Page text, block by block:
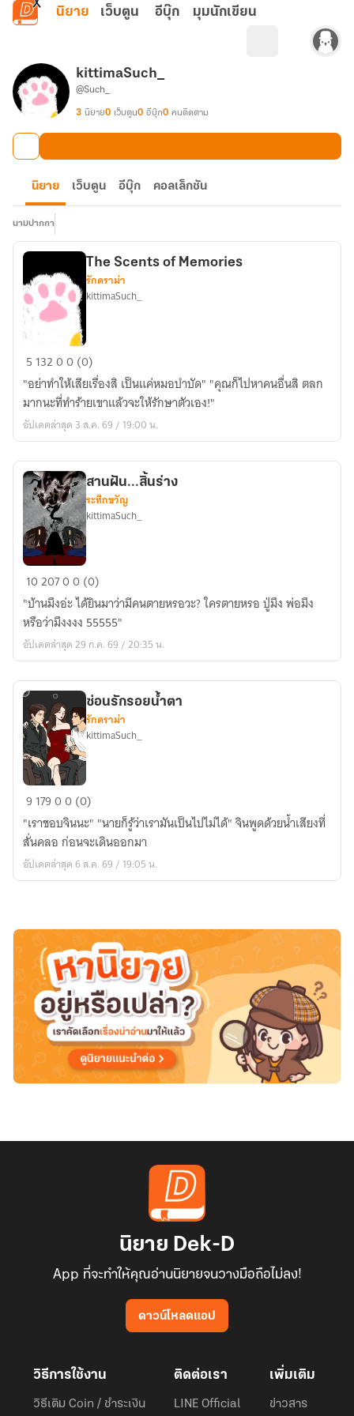
ข้ามไปยังเนื้อหาหลัก
นิยาย เว็บตูน อีบุ๊ก มุมนักเขียน
kittimaSuch_
@Such_
3 นิยาย0 เว็บตูน0 อีบุ๊ก0 คนติดตาม
นิยาย เว็บตูน อีบุ๊ก คอลเล็กชัน
นามปากกา
The
Scents
of
Memories
The Scents of Memories
รักดราม่า
kittimaSuch_
5 13200 (0)
"อย่าทำให้เสียเรื่องสิ เป็นแค่หมอบำบัด" "คุณก็ไปหาคนอื่นสิ ตลก
มากนะที่ทำร้ายเขาแล้วจะให้รักษาตัวเอง!"
อัปเดตล่าสุด 3 ส.ค. 69 / 19:00 น.
สาน
ฝัน...สิ้น
ร่าง
สานฝัน...สิ้นร่าง
ระทึกขวัญ
kittimaSuch_
1020700 (0)
"บ้านมึงอ่ะ ได้ยินมาว่ามีคนตายหรอวะ? ใครตายหรอ ปู่มึง พ่อมึง
หรือว่ามึงงงง 55555"
อัปเดตล่าสุด 29 ก.ค. 69 / 20:35 น.
ซ่อน
รอย
น้ำตา
ซ่อนรักรอยน้ำตา
รักดราม่า
kittimaSuch_
9 17900 (0)
"เราชอบจินนะ" "นายก็รู้ว่าเรามันเป็นไปไม่ได้" จินพูดด้วยน้ำเสียงที่
สั่นคลอ ก่อนจะเดินออกมา
อัปเดตล่าสุด 6 ส.ค. 69 / 19:05 น.
นิยาย Dek-D
App ที่จะทำให้คุณอ่านนิยายจนวางมือถือไม่ลง!
ดาวน์โหลดแอป
วิธีการใช้งาน
วิธีเติม Coin / ชำระเงิน
ติดต่อเรา
LINE Official
เพิ่มเติม
ข่าวสาร